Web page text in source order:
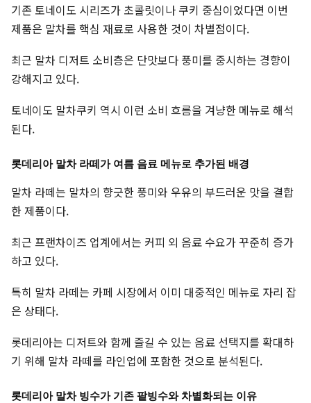
기존 토네이도 시리즈가 초콜릿이나 쿠키 중심이었다면 이번
제품은 말차를 핵심 재료로 사용한 것이 차별점이다.
최근 말차 디저트 소비층은 단맛보다 풍미를 중시하는 경향이
강해지고 있다.
토네이도 말차쿠키 역시 이런 소비 흐름을 겨냥한 메뉴로 해석
된다.
롯데리아 말차 라떼가 여름 음료 메뉴로 추가된 배경
말차 라떼는 말차의 향긋한 풍미와 우유의 부드러운 맛을 결합
한 제품이다.
최근 프랜차이즈 업계에서는 커피 외 음료 수요가 꾸준히 증가
하고 있다.
특히 말차 라떼는 카페 시장에서 이미 대중적인 메뉴로 자리 잡
은 상태다.
롯데리아는 디저트와 함께 즐길 수 있는 음료 선택지를 확대하
기 위해 말차 라떼를 라인업에 포함한 것으로 분석된다.
롯데리아 말차 빙수가 기존 팥빙수와 차별화되는 이유